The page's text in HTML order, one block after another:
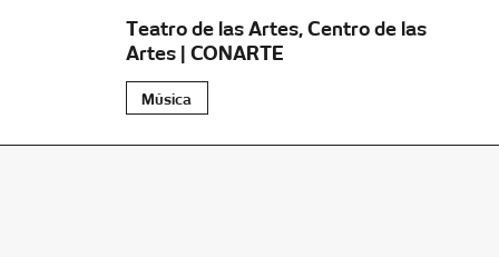
Teatro de las Artes, Centro de las
Artes | CONARTE
Música